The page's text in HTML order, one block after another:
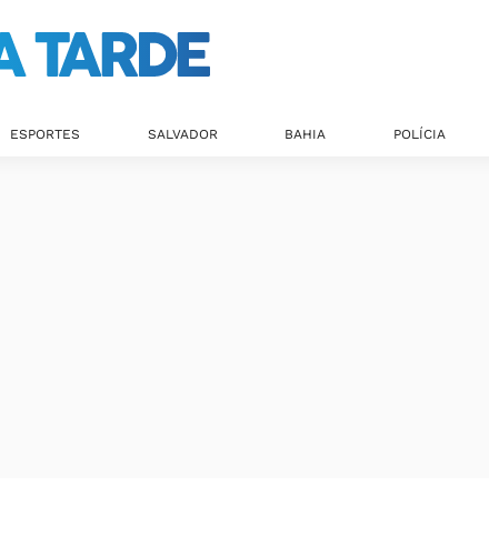
ESPORTES SALVADOR BAHIA POLÍCIA